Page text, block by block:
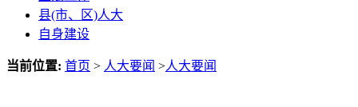
县(市、区)人大
自身建设
当前位置: 首页 > 人大要闻 >人大要闻